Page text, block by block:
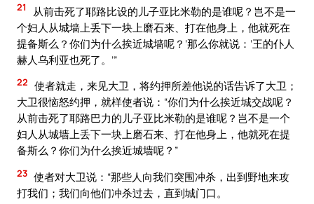
21
从前击死了耶路比设的儿子亚比米勒的是谁呢？岂不是一
个妇人从城墙上丢下一块上磨石来、打在他身上，他就死在
提备斯么？你们为什么挨近城墙呢？’那么你就说：‘王的仆人
赫人乌利亚也死了。’”
22 使者就走，来见大卫，将约押所差他说的话告诉了大卫；
大卫很恼怒约押，就样使者说：“你们为什么挨近城交战呢？
从前击死了耶路巴力的儿子亚比米勒的是谁呢？岂不是一个
妇人从城墙上丢下一块上磨石来、打在他身上，他就死在提
备斯么？你们为什么挨近城墙呢？”
23 使者对大卫说：“那些人向我们突围冲杀，出到野地来攻
打我们；我们向他们冲杀过去，直到城门口。